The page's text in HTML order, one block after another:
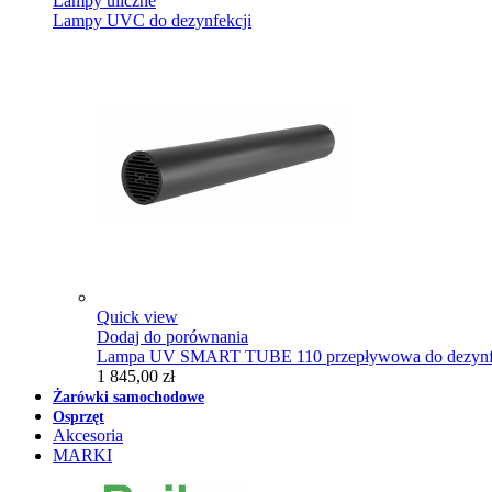
Lampy UVC do dezynfekcji
Quick view
Dodaj do porównania
Lampa UV SMART TUBE 110 przepływowa do
1 845,00 zł
Żarówki samochodowe
Osprzęt
Akcesoria
MARKI